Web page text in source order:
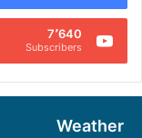
7٬640
Subscribers
Weather